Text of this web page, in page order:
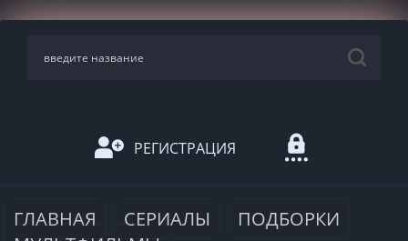
РЕГИСТРАЦИЯ
ГЛАВНАЯ СЕРИАЛЫ
ПОДБОРКИ